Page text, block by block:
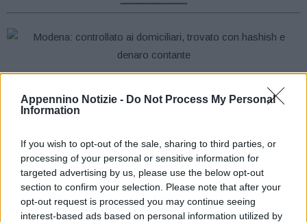
Appennino Notizie - Do Not Process My Personal
Information
If you wish to opt-out of the sale, sharing to third parties, or
processing of your personal or sensitive information for
targeted advertising by us, please use the below opt-out
section to confirm your selection. Please note that after your
opt-out request is processed you may continue seeing
interest-based ads based on personal information utilized by
Nella tarda serata di ieri, un equipaggio del Nucleo Radiomobile
della Compagnia di Modena, ha denunciato all’Autorità Giudiziaria
stupefacenti.
Nella circostanza, i militari hanno eseguito un controllo
nell’abitazione dell’interessato, sottoposto dal mese di giugno
2023 alla misura cautelare degli arresti domiciliari, per un